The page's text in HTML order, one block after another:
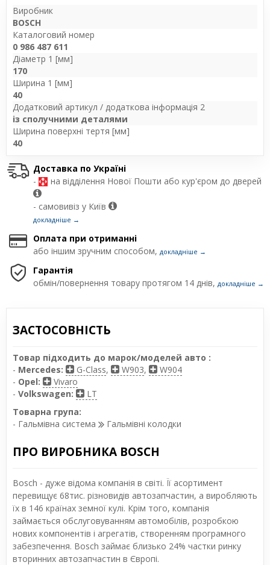
Виробник
BOSCH
Каталоговий номер
0 986 487 611
Діаметр 1 [мм]
170
Ширина 1 [мм]
40
Додатковий артикул / додаткова інформація 2
із сполучними деталями
Ширина поверхні тертя [мм]
40
Доставка по Україні
-
на відділення Нової Пошти або кур'єром до дверей
- самовивіз у Київ
докладніше →
Оплата при отриманні
або іншим зручним способом, докладніше →
Гарантія
обмін/повернення товару протягом 14 днів, докладніше →
ЗАСТОСОВНІСТЬ
Товар підходить до марок/моделей авто :
- Mercedes: G-Class, W903,
W904
- Opel:
Vivaro
- Volkswagen:
LT
Товарна група:
- Гальмівна система
Гальмівні колодки
ПРО ВИРОБНИКА BOSCH
Bosch - дуже відома компанія в світі. Її асортимент
перевищує 68тис. різновидів автозапчастин, а виробляють
їх в 146 країнах земної кулі. Крім того, компанія
займається обслуговуванням автомобілів, розробкою
нових компонентів і агрегатів, створенням програмного
забезпечення. Bosch займає близько 24% частки ринку
вторинних автозапчастин в Європі.